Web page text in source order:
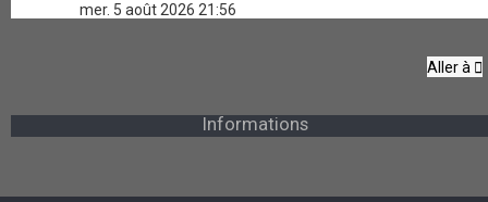
i
n
mer. 5 août 2026 21:56
Aller à
Informations